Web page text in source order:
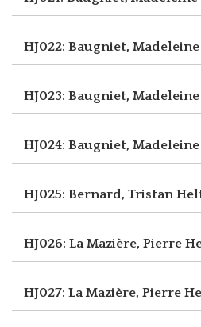
HJ022: Baugniet, Madeleine
HJ023: Baugniet, Madeleine
HJ024: Baugniet, Madeleine
HJ025: Bernard, Tristan
HJ026: La Mazière, Pierre
HJ027: La Mazière, Pierre